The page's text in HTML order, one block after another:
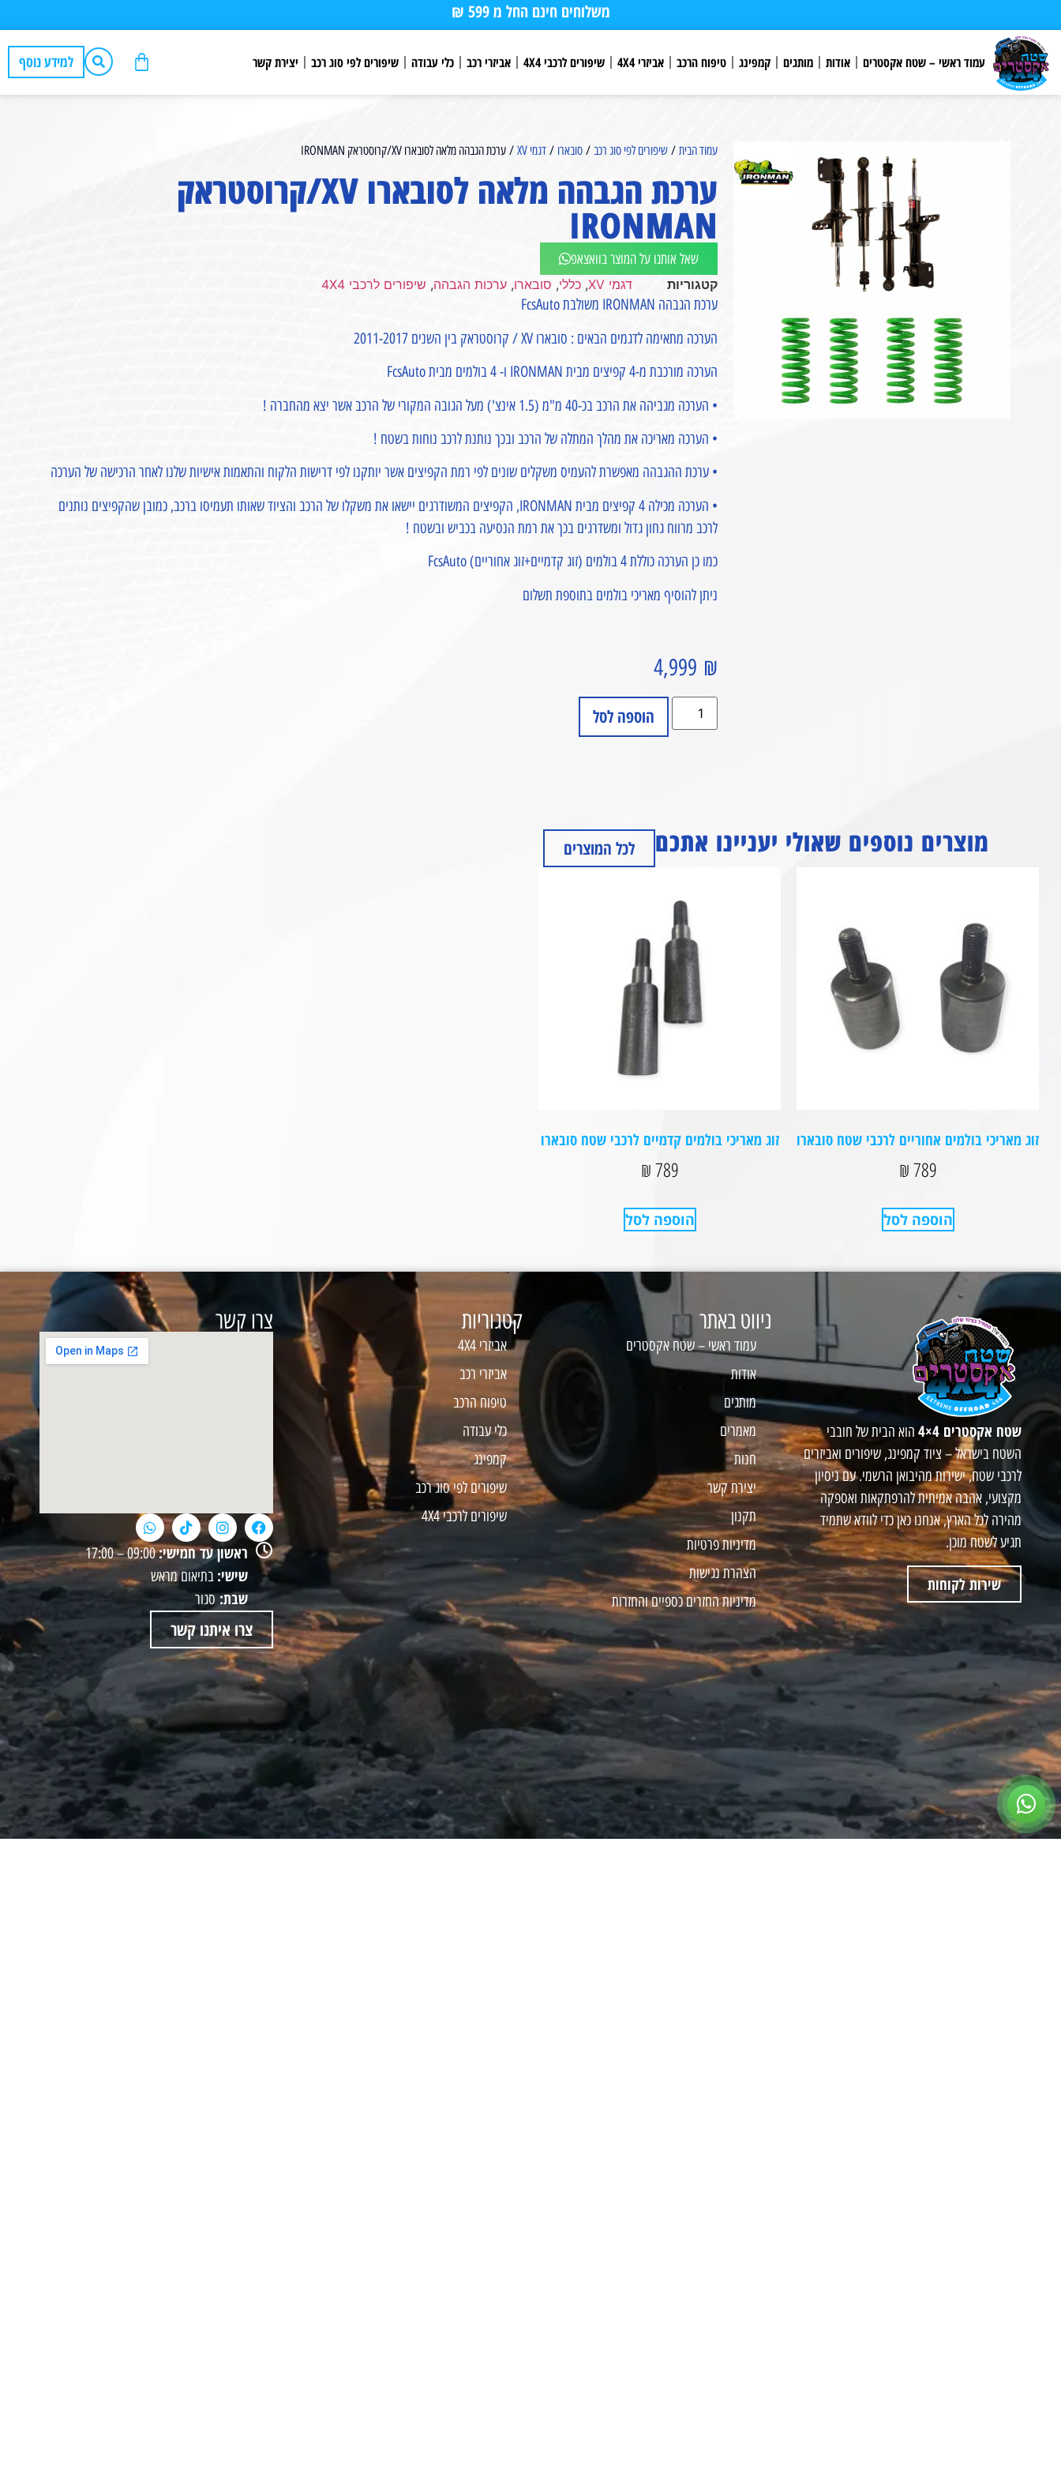
משלוחים חינם החל מ 599 ₪
עמוד ראשי – שטח אקסטרים אודות מותגים קמפינג טיפוח הרכב אביזרי 4X4 שיפורים לרכבי 4X4 אביזרי רכב כלי עבודה שיפורים לפי סוג רכב יצירת קשר למידע נוסף
עמוד הבית/ שיפורים לפי סוג רכב/ סובארו / דגמי XV / ערכת הגבהה מלאה לסובארו XV/קרוסטראק IRONMAN
ערכת הגבהה מלאה לסובארו XV/קרוסטראק
IRONMAN
שאל אותנו על המוצר בוואצאפ
קטגוריות דגמי XV , כללי, סובארו, ערכות הגבהה, שיפורים לרכבי 4X4
ערכת הגבהה IRONMAN משולבת FcsAuto
הערכה מתאימה לדגמים הבאים : סובארו XV / קרוסטראק בין השנים 2011-2017
הערכה מורכבת מ-4 קפיצים מבית IRONMAN ו- 4 בולמים מבית FcsAuto
• הערכה מגביהה את הרכב בכ-40 מ"מ (1.5 אינצ') מעל הגובה המקורי של הרכב אשר יצא מהחברה !
• הערכה מאריכה את מהלך המתלה של הרכב ובכך נותנת לרכב נוחות בשטח !
• ערכת ההגבהה מאפשרת להעמיס משקלים שונים לפי רמת הקפיצים אשר יותקנו לפי דרישות הלקוח והתאמות אישיות שלנו לאחר הרכישה של הערכה
• הערכה מכילה 4 קפיצים מבית IRONMAN, הקפיצים המשודרגים יישאו את משקלו של הרכב והציוד שאותו תעמיסו ברכב, כמובן שהקפיצים נותנים
לרכב מרווח גחון גדול ומשדרגים בכך את רמת הנסיעה בכביש ובשטח !
כמו כן הערכה כוללת 4 בולמים (זוג קדמיים+זוג אחוריים) FcsAuto
ניתן להוסיף מאריכי בולמים בתוספת תשלום
4,999 ₪
הוספה לסל
מוצרים נוספים שאולי יעניינו אתכם לכל המוצרים
זוג מאריכי בולמים אחוריים לרכבי שטח סובארו⁩
789
₪
הוספה לסל
זוג מאריכי בולמים קדמיים לרכבי שטח סובארו
789
₪
הוספה לסל
שטח אקסטרים 4×4
הוא הבית של חובבי
השטח בישראל – ציוד קמפינג, שיפורים ואביזרים
לרכבי שטח, ישירות מהיבואן הרשמי. עם ניסיון
מקצועי, אהבה אמיתית להרפתקאות ואספקה
מהירה לכל הארץ, אנחנו כאן כדי לוודא שתמיד
תגיע לשטח מוכן.
שירות לקוחות
ניווט באתר
עמוד ראשי – שטח אקסטרים
אודות
מותגים
מאמרים
חנות
יצירת קשר
תקנון
מדיניות פרטיות
הצהרת נגישות
מדיניות החזרים כספיים והחזרות
קטגוריות
אביזרי 4X4
אביזרי רכב
טיפוח הרכב
כלי עבודה
קמפינג
שיפורים לפי סוג רכב
שיפורים לרכבי 4X4
צרו קשר
ראשון עד חמישי:09:00 – 17:00
שישי: בתיאום מראש
שבת:סגור
צרו איתנו קשר